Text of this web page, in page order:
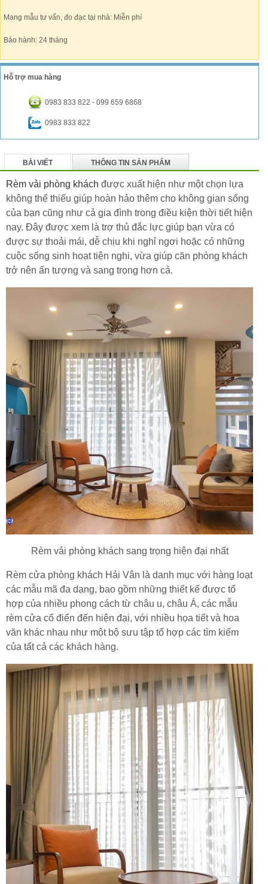
Mang mẫu tư vấn, đo đạc tại nhà: Miễn phí
Bảo hành: 24 tháng
Hỗ trợ mua hàng
0983 833 822 - 099 659 6868
0983 833 822
BÀI VIẾT THÔNG TIN SẢN PHẨM
BÌNH LUẬN
Rèm vải phòng khách được xuất hiện như một chọn lựa
không thể thiếu giúp hoàn hảo thêm cho không gian sống
của bạn cũng như cả gia đình trong điều kiện thời tiết hiện
nay. Đây được xem là trợ thủ đắc lực giúp bạn vừa có
được sự thoải mái, dễ chịu khi nghỉ ngơi hoặc có những
cuộc sống sinh hoạt tiện nghi, vừa giúp căn phòng khách
trở nên ấn tượng và sang trọng hơn cả.
Rèm vải phòng khách sang trọng hiện đại nhất
Rèm cửa phòng khách Hải Vân là danh mục với hàng loạt
các mẫu mã đa dạng, bao gồm những thiết kế được tổ
hợp của nhiều phong cách từ châu u, châu Á, các mẫu
rèm cửa cổ điển đến hiện đại, với nhiều họa tiết và hoa
văn khác nhau như một bộ sưu tập tổ hợp các tìm kiếm
của tất cả các khách hàng.